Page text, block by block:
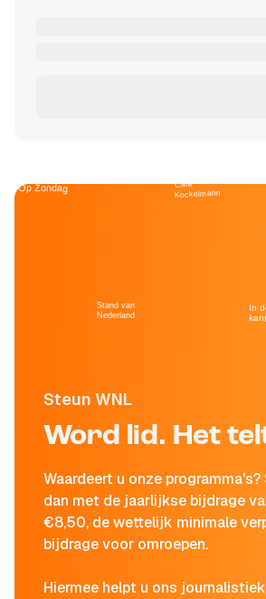
Steun WNL
Word lid. Het
Waardeert u onze programma's?
dan met de jaarlijkse bijdrage
€8,50, de wettelijk minimale
bijdrage voor omroepen.
Hiermee helpt u ons
Op Zondag
Stand van
Nederland
Café
Kockelmann
In